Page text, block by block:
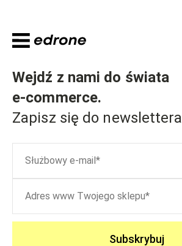
Wejdź z nami do świata
e-commerce.
Zapisz się do newslettera
Subskrybuj